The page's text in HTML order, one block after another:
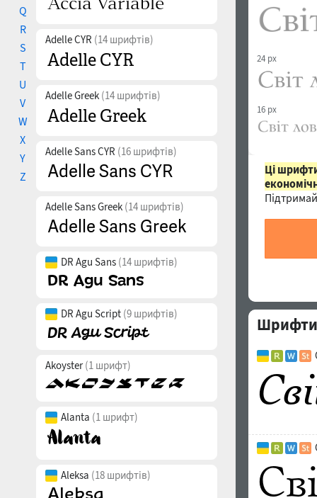
Q
R
S
T
U
V
W
X
Y
Z
Adelle CYR (14 шрифтів)
Adelle Greek (14 шрифтів)
Adelle Sans CYR (16 шрифтів)
Adelle Sans Greek (14 шрифтів)
DR Agu Sans (14 шрифтів)
DR Agu Script (9 шрифтів)
Akoyster(1 шрифт)
Alanta (1 шрифт)
Aleksa (18 шрифтів)
24 px
16 px
Ці
Шрифти